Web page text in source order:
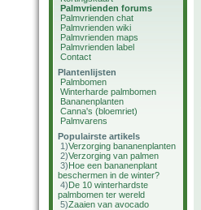
Palmvrienden forums
Palmvrienden chat
Palmvrienden wiki
Palmvrienden maps
Palmvrienden label
Contact
Plantenlijsten
Palmbomen
Winterharde palmbomen
Bananenplanten
Canna's (bloemriet)
Palmvarens
Populairste artikels
1)Verzorging bananenplanten
2)Verzorging van palmen
3)Hoe een bananenplant
beschermen in de winter?
4)De 10 winterhardste
palmbomen ter wereld
5)Zaaien van avocado